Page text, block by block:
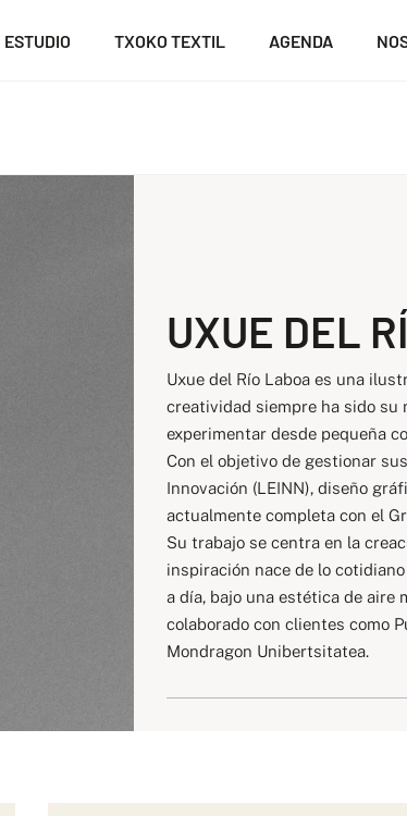
ESTUDIO TXOKO TEXTIL AGENDA
UXUE DEL
Uxue del Río Laboa es una
creatividad siempre ha sido su
experimentar desde pequeña
Con el objetivo de gestionar
Innovación (LEINN), diseño
actualmente completa con el
Su trabajo se centra en la
inspiración nace de lo
a día, bajo una estética de aire
colaborado con clientes como
Mondragon Unibertsitatea.